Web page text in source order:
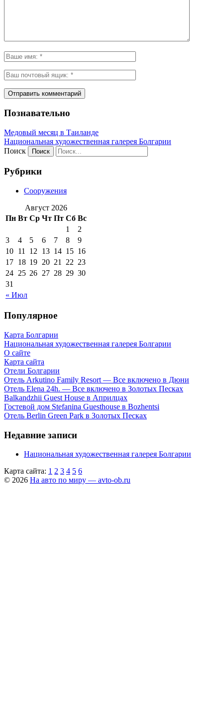
Познавательно
Медовый месяц в Таиланде
Национальная художественная галерея Болгарии
Поиск
Рубрики
Сооружения
Август 2026
Пн Вт Ср Чт Пт Сб Вс
« Июл
1
2
3
4 5 6 7 8
9
10 11 12 13 14 15 16
17 18 19 20 21 22 23
24 25 26 27 28 29 30
31
Популярное
Карта Болгарии
Национальная художественная галерея Болгарии
О сайте
Карта сайта
Отели Болгарии
Отель Arkutino Family Resort — Все включено в Дюни
Отель Elena 24h. — Все включено в Золотых Песках
Balkandzhii Guest House в Априлцах
Гостевой дом Stefanina Guesthouse в Bozhentsi
Отель Berlin Green Park в Золотых Песках
Недавние записи
Национальная художественная галерея Болгарии
Карта сайта: 1 2 3 4 5 6
© 2026 На авто по миру — avto-ob.ru